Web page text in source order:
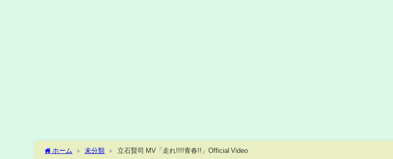
ホーム 未分類 立石賢司 MV「走れ!!!!青春!!」Official Video